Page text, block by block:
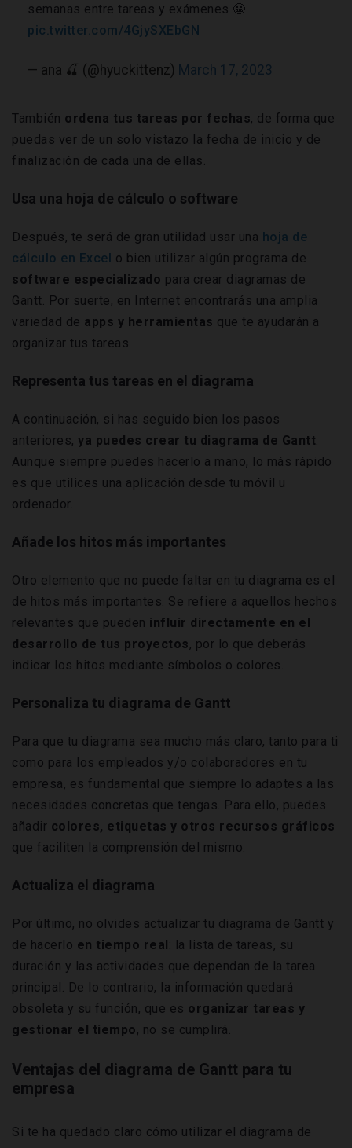
semanas entre tareas y exámenes 😬
pic.twitter.com/4GjySXEbGN
— ana 🍒 (@hyuckittenz) March 17, 2023
También ordena tus tareas por fechas, de forma que
puedas ver de un solo vistazo la fecha de inicio y de
finalización de cada una de ellas.
Usa una hoja de cálculo o software
Después, te será de gran utilidad usar una hoja de
cálculo en Excel o bien utilizar algún programa de
software especializado para crear diagramas de
Gantt. Por suerte, en Internet encontrarás una amplia
variedad de apps y herramientas que te ayudarán a
organizar tus tareas.
Representa tus tareas en el diagrama
A continuación, si has seguido bien los pasos
anteriores, ya puedes crear tu diagrama de Gantt
Aunque siempre puedes hacerlo a mano, lo más rápido
es que utilices una aplicación desde tu móvil u
ordenador.
Añade los hitos más importantes
Otro elemento que no puede faltar en tu diagrama es el
de hitos más importantes. Se refiere a aquellos hechos
relevantes que pueden influir directamente en el
desarrollo de tus proyectos, por lo que deberás
indicar los hitos mediante símbolos o colores.
Personaliza tu diagrama de Gantt
Para que tu diagrama sea mucho más claro, tanto para ti
como para los empleados y/o colaboradores en tu
empresa, es fundamental que siempre lo adaptes a las
necesidades concretas que tengas. Para ello, puedes
añadir colores, etiquetas y otros recursos gráficos
que faciliten la comprensión del mismo.
Actualiza el diagrama
Por último, no olvides actualizar tu diagrama de Gantt y
de hacerlo en tiempo real: la lista de tareas, su
duración y las actividades que dependan de la tarea
principal. De lo contrario, la información quedará
obsoleta y su función, que es organizar tareas y
gestionar el tiempo, no se cumplirá.
Ventajas del diagrama de Gantt para tu
empresa
Si te ha quedado claro cómo utilizar el diagrama de